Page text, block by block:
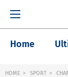
Home
HOME SPORT